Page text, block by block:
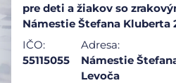
pre deti a žiakov so
Námestie Štefana Kluberta
IČO:
55115055
Adresa:
Námestie
Levoča